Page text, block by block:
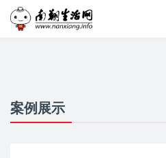
案例展示